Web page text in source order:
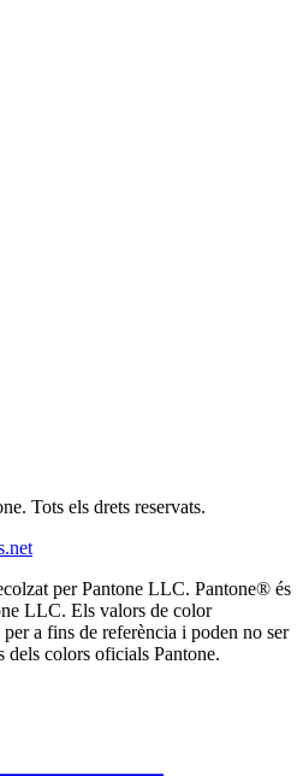
Tots els drets reservats.
per Pantone LLC. Pantone® és
LLC. Els valors de color
a fins de referència i poden no ser
dels colors oficials Pantone.